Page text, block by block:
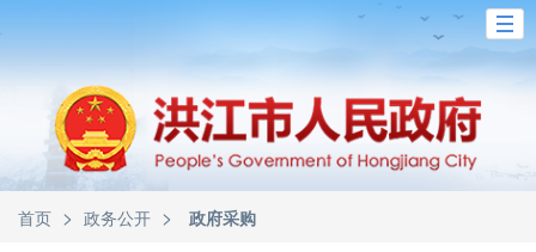
首页 > 政务公开 > 政府采购